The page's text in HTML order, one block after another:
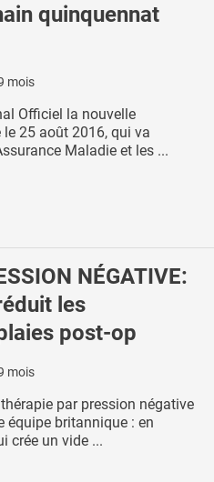
quinquennat
mois
Officiel la nouvelle
25 août 2016, qui va
Maladie et les ...
NÉGATIVE:
les
post-op
mois
par pression négative
équipe britannique : en
crée un vide ...